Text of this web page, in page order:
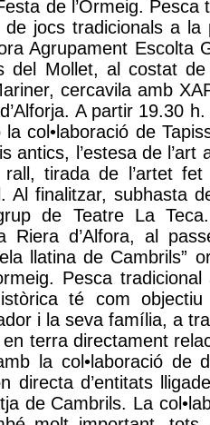
de l’Ormeig. Pesca
jocs tradicionals a
Agrupament Escolta
del Mollet, al costat de
cercavila amb
A partir 19.30
la col•laboració de
antics, l’estesa de
rall, tirada de l’artet
Al finalitzar, subhasta
de Teatre La
Riera d’Alfora, al
llatina de Cambrils”
Pesca
té com
i la seva família, a
terra directament
la col•laboració de
directa d’entitats
de Cambrils. La